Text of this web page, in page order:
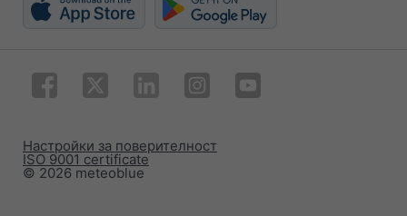
© 2026 meteoblue
ISO 9001 certificate
Настройки за поверителност